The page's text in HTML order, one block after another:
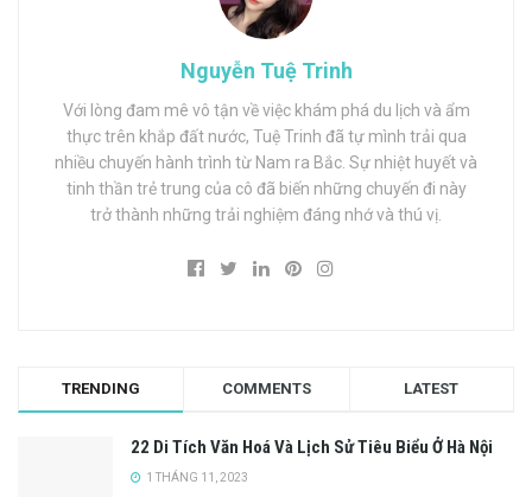
Nguyễn Tuệ Trinh
Với lòng đam mê vô tận về việc khám phá du lịch và ẩm
thực trên khắp đất nước, Tuệ Trinh đã tự mình trải qua
nhiều chuyến hành trình từ Nam ra Bắc. Sự nhiệt huyết và
tinh thần trẻ trung của cô đã biến những chuyến đi này
trở thành những trải nghiệm đáng nhớ và thú vị.
TRENDING COMMENTS LATEST
22 Di Tích Văn Hoá Và Lịch Sử Tiêu Biểu Ở Hà Nội
1 THÁNG 11, 2023